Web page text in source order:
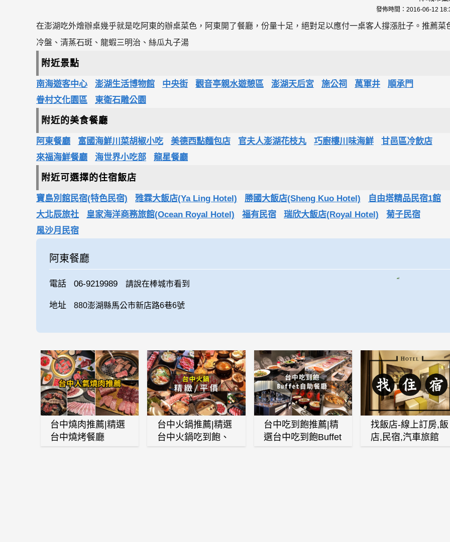
發佈時間： 2016-06-12
在澎湖吃外燴辦桌幾乎就是吃阿東的辦桌菜色，阿東開了餐廳，份量十足，絕對足以應付一桌客人撐漲肚子。推薦菜
冷盤、清蒸石斑、龍蝦三明治、絲瓜丸子湯
附近景點
南海遊客中心 澎湖生活博物館 中央街 觀音亭親水遊憩區 澎湖天后宮 施公祠 萬軍井
順承門
眷村文化園區
東衛石雕公園
附近的美食餐廳
阿東餐廳 富國海鮮川菜胡椒小吃 美德西點麵包店 官夫人澎湖花枝丸 巧廚樓川味海鮮
甘邑區冷飲店
來福海鮮餐廳
海世界小吃部 龍星餐廳
附近可選擇的住宿飯店
寶島別館民宿(特色民宿) 雅霖大飯店(Ya Ling Hotel) 勝國大飯店(Sheng Kuo Hotel)
自由塔精品民宿1館
大北辰旅社
皇家海洋商務旅館(Ocean Royal Hotel) 福有民宿 瑞欣大飯店(Royal Hotel)
菊子民宿
風沙月民宿
阿東餐廳
電話 06-9219989 請說在棒城市看到
地址 880澎湖縣馬公市新店路6巷6號
台中燒肉推薦|精選
台中燒烤餐廳
台中火鍋推薦|精選
台中火鍋吃到飽、
台中吃到飽推薦|精
選台中吃到飽Buffet
找飯店-線上訂房,飯
店,民宿,汽車旅館